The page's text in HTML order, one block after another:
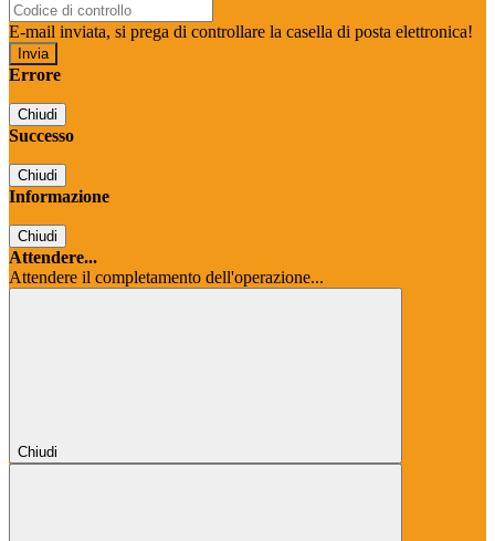
E-mail inviata, si prega di controllare la casella di posta elettronica!
Errore
Chiudi
Successo
Chiudi
Informazione
Chiudi
Attendere...
Attendere il completamento dell'operazione...
Chiudi